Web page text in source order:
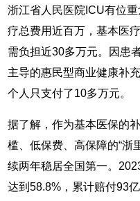
浙江省人民医院ICU有位
疗总费用近百万，基本医
需负担近30多万元。因患
主导的惠民型商业健康补
个人只支付了10多万元。
据了解，作为基本医保的
槛、低保费、高保障的“浙
续两年稳居全国第一。
达到58.8%，累计赔付93